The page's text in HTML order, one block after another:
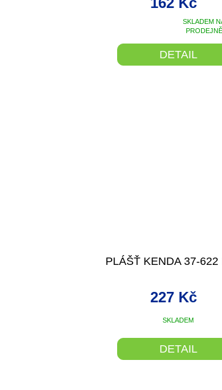
produktu
je
SKLADEM
PRODEJNĚ
DETAIL
PLÁŠŤ KENDA 37-622
SKLADEM
227 Kč
DETAIL